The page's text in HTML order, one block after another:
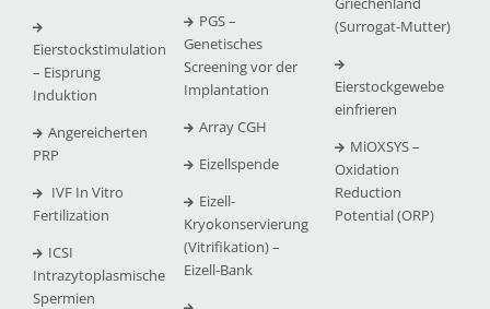
Eierstockstimulation
– Eisprung
Induktion
Angereicherten
PRP
IVF In Vitro
Fertilization
ICSI
Intrazytoplasmische
Spermien
PGS –
Genetisches
Screening vor der
Implantation
Array CGH
Eizellspende
Eizell-
Kryokonservierung
(Vitrifikation) –
Eizell-Bank
(Surrogat-Mutter)
Eierstockgewebe
einfrieren
MiOXSYS –
Oxidation
Reduction
Potential (ORP)